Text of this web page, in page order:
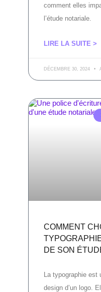
comment elles
l’étude notariale.
LIRE LA SUITE >
DÉCEMBRE 30, 2024
COMMENT
DE SON
La typographie est
design d’un logo.